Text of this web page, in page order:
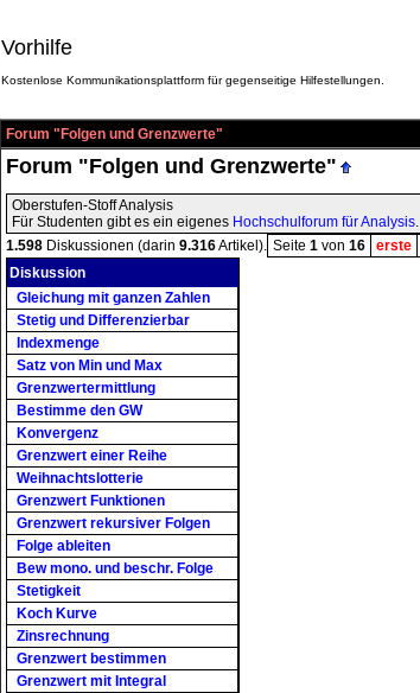
Vorhilfe
Kostenlose Kommunikationsplattform für gegenseitige Hilfestellungen.
Forum "Folgen und Grenzwerte"
Forum "Folgen und Grenzwerte"
Oberstufen-Stoff Analysis
Für Studenten gibt es ein eigenes Hochschulforum für Analysis.
1.598 Diskussionen (darin 9.316Artikel). Seite 1 von 16 erste
Diskussion
Gleichung mit ganzen Zahlen
Stetig und Differenzierbar
Indexmenge
Satz von Min und Max
Grenzwertermittlung
Bestimme den GW
Konvergenz
Grenzwert einer Reihe
Weihnachtslotterie
Grenzwert Funktionen
Grenzwert rekursiver Folgen
Folge ableiten
Bew mono. und beschr. Folge
Stetigkeit
Koch Kurve
Zinsrechnung
Grenzwert bestimmen
Grenzwert mit Integral